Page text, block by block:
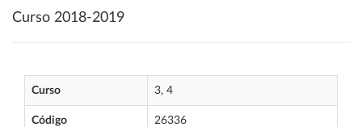
Curso 2018-2019
Curso 3, 4
Código 26336